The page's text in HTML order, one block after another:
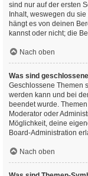
sind nur auf der ersten
Inhalt, weswegen du
hängt es von deinen
kannst oder nicht; die
Nach oben
Was sind
Geschlossene Themen
werden kann und bei
beendet wurde.
Moderator oder
Möglichkeit, deine
Board-Administration
Nach oben